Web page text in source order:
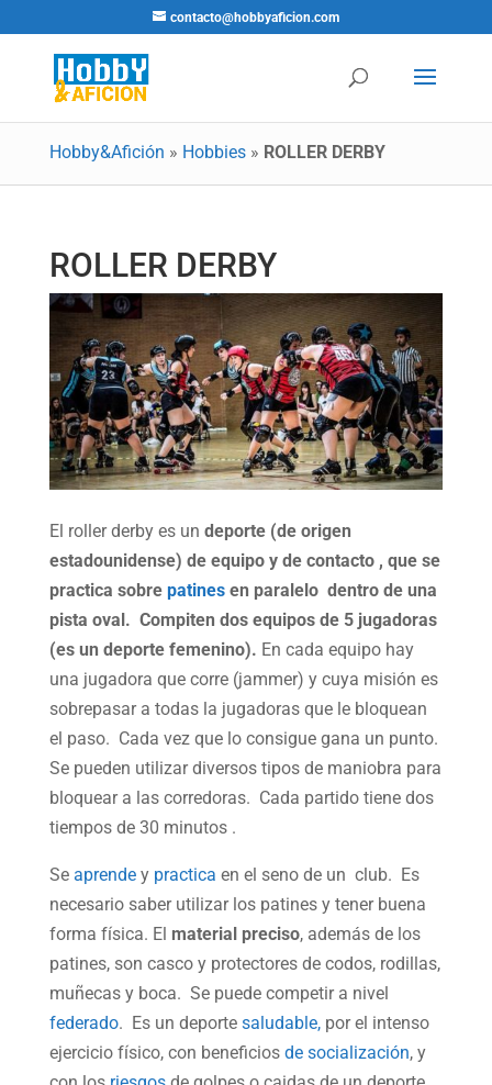
contacto@hobbyaficion.com
Hobby&Afición » Hobbies» ROLLER DERBY
ROLLER DERBY
El roller derby es un deporte (de origen
estadounidense) de equipo y de contacto , que se
practica sobre patinesen paralelo dentro de una
pista oval. Compiten dos equipos de 5 jugadoras
(es un deporte femenino). En cada equipo hay
una jugadora que corre (jammer) y cuya misión es
sobrepasar a todas la jugadoras que le bloquean
el paso. Cada vez que lo consigue gana un punto.
Se pueden utilizar diversos tipos de maniobra para
bloquear a las corredoras. Cada partido tiene dos
tiempos de 30 minutos .
Se aprendey practica en el seno de un club. Es
necesario saber utilizar los patines y tener buena
forma física. El material preciso, además de los
patines, son casco y protectores de codos, rodillas,
muñecas y boca. Se puede competir a nivel
federado. Es un deportesaludable,por el intenso
ejercicio físico, con beneficios de socialización, y